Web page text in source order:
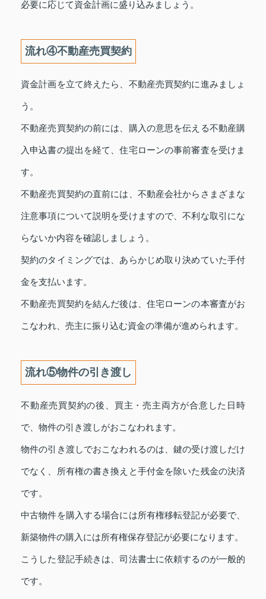
必要に応じて資金計画に盛り込みましょう。
流れ④不動産売買契約
資金計画を立て終えたら、不動産売買契約に進みましょ
う。
不動産売買契約の前には、購入の意思を伝える不動産購
入申込書の提出を経て、住宅ローンの事前審査を受けま
す。
不動産売買契約の直前には、不動産会社からさまざまな
注意事項について説明を受けますので、不利な取引にな
らないか内容を確認しましょう。
契約のタイミングでは、あらかじめ取り決めていた手付
金を支払います。
不動産売買契約を結んだ後は、住宅ローンの本審査がお
こなわれ、売主に振り込む資金の準備が進められます。
流れ⑤物件の引き渡し
不動産売買契約の後、買主・売主両方が合意した日時
で、物件の引き渡しがおこなわれます。
物件の引き渡しでおこなわれるのは、鍵の受け渡しだけ
でなく、所有権の書き換えと手付金を除いた残金の決済
です。
中古物件を購入する場合には所有権移転登記が必要で、
新築物件の購入には所有権保存登記が必要になります。
こうした登記手続きは、司法書士に依頼するのが一般的
です。